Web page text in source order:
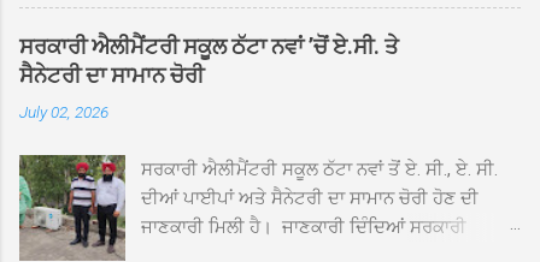
ਭਗਵਾਨਪੁਰ, ਝੁੱਗੀਆਂ ਗੁਲਾਮ, ਮਜਾਦਪੁਰ, ਕੁੱਲੀਆਂ, ਰੱਤਾ ਨੌ
ਅਬਾਦ, ਕੋਲੀਆਂਵਾਲ, ਅੱਡਾ ਸਾਬੂਵਾਲ, ਦਰੀਏਵਾਲ,
ਵਿਖੇ ਪਹੁੰਚਣ ’ਤੇ ਮੁੱਖ ਸੇਵਾਦਾਰ ਸੰਤ ਬਾਬਾ ਹਰਜੀਤ ਸਿੰਘ ਤੇ
ਇਲਾਕੇ ਦੀਆਂ ਸੰਗਤਾਂ ਵੱਲੋਂ ਜੈਕਾਰਿਆਂ ਦੀ ਗੂੰਜ ਵਿਚ ਨਿੱਘਾ
ਸਵਾਗਤ ਕੀਤਾ ਗਿਆ। ਗੁਰਦੁਆਰਾ ਸ੍ਰੀ ਦਮਦਮਾ ਸਾਹਿਬ
ਸਰਕਾਰੀ ਐਲੀਮੈਂਟਰੀ ਸਕੂਲ ਠੱਟਾ ਨਵਾਂ ’ਚੋਂ ਏ.ਸੀ. ਤੇ
ਸੈਨੇਟਰੀ ਦਾ ਸਾਮਾਨ ਚੋਰੀ
July 02, 2026
ਸਰਕਾਰੀ ਐਲੀਮੈਂਟਰੀ ਸਕੂਲ ਠੱਟਾ ਨਵਾਂ ਤੋਂ ਏ. ਸੀ., ਏ. ਸੀ.
ਦੀਆਂ ਪਾਈਪਾਂ ਅਤੇ ਸੈਨੇਟਰੀ ਦਾ ਸਾਮਾਨ ਚੋਰੀ ਹੋਣ ਦੀ
ਜਾਣਕਾਰੀ ਮਿਲੀ ਹੈ। ਜਾਣਕਾਰੀ ਦਿੰਦਿਆਂ ਸਰਕਾਰੀ